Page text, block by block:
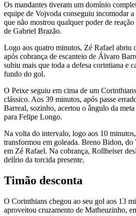
Os mandantes tiveram um domínio
equipe de Vojvoda conseguiu incomodar
que não mostrou qualquer poder de
de Gabriel Brazão.
Logo aos quatro minutos, Zé Rafael abriu
após cobrança de escanteio de Álvaro
subiu mais que toda a defesa corintiana e
fundo do gol.
O Peixe seguiu em cima de um
clássico. Aos 39 minutos, após passe
Barreal, sozinho, acertou o ângulo da
para Felipe Longo.
Na volta do intervalo, logo aos 10
transformou em goleada. Breno Bidon, do
em Zé Rafael. Na cobrança, Rollheiser
delírio da torcida presente.
Timão desconta
O Corinthians chegou ao seu gol aos 13
aproveitou cruzamento de Matheuzinho,